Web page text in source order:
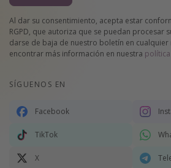
Al dar su consentimiento, acepta estar
RGPD, que autoriza que se puedan procesar
darse de baja de nuestro boletín en cualquier
encontrar más información en nuestra
SÍGUENOS EN
Facebook
TikTok
X